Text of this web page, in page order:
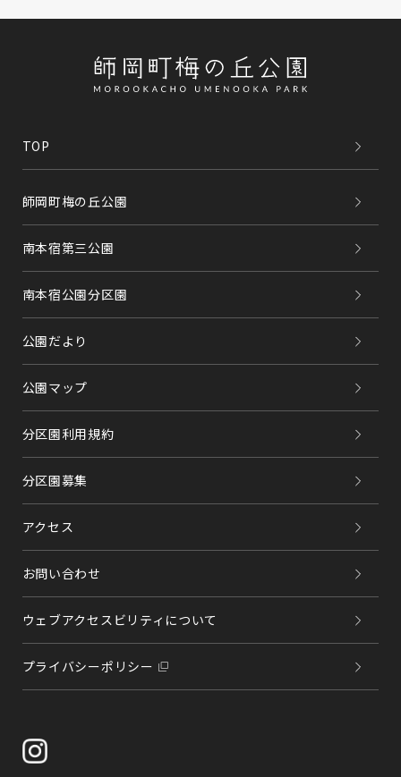
TOP
師岡町梅の丘公園
南本宿第三公園
南本宿公園分区園
公園だより
公園マップ
分区園利用規約
分区園募集
アクセス
お問い合わせ
ウェブアクセスビリティについて
プライバシーポリシー